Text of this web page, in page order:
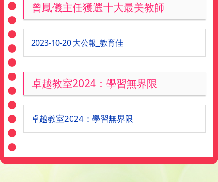
曾鳳儀主任獲選十大最美教師
2023-10-20 大公報_教育佳
卓越教室2024：學習無界限
卓越教室2024：學習無界限